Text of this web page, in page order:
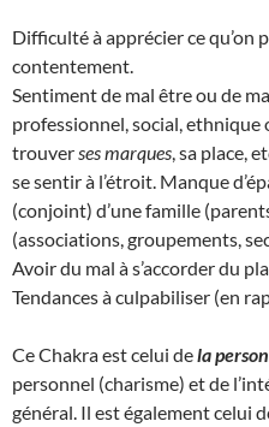
Difficulté à apprécier ce qu’on
contentement.
Sentiment de mal être ou de
professionnel, social, ethnique
trouverses marques, sa place,
se sentir à l’étroit. Manque
(conjoint) d’une famille
(associations, groupements,
Avoir du mal à s’accorder du
Tendances à culpabiliser (en
Ce Chakra est celui dela
personnel (charisme) et de
général. Il est également celui